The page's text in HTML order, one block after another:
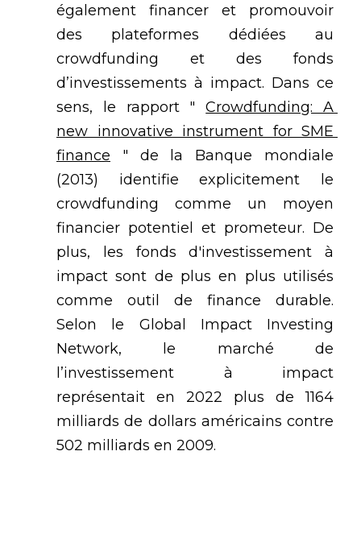
également financer et promouvoir
des plateformes dédiées au
crowdfunding et des fonds
d’investissements à impact. Dans ce
sens, le rapport "
Crowdfunding: A
new innovative instrument for SME
finance " de la Banque mondiale
(2013) identifie explicitement le
crowdfunding comme un moyen
financier potentiel et prometeur. De
plus, les fonds d'investissement à
impact sont de plus en plus utilisés
comme outil de finance durable.
Selon le Global Impact Investing
Network, le marché de
l’investissement à impact
représentait en 2022 plus de 1164
milliards de dollars américains contre
502 milliards en 2009.